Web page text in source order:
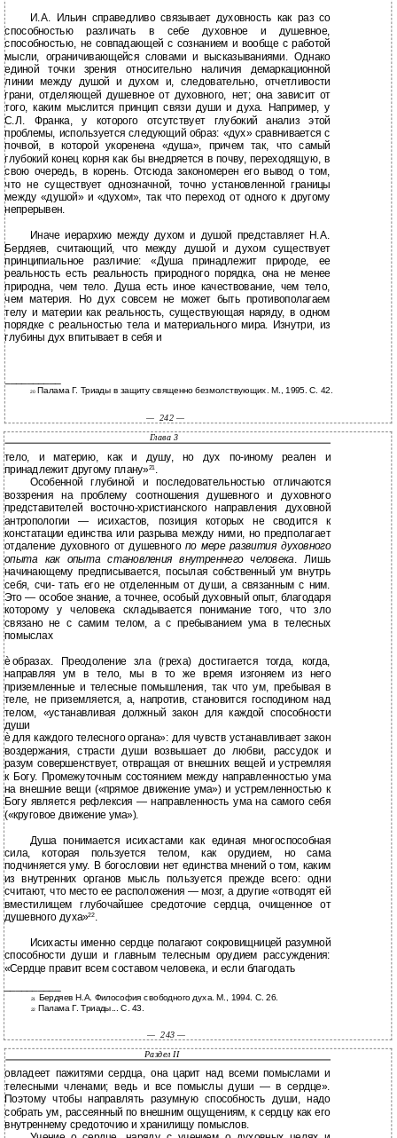
И.А. Ильин справедливо связывает духовность как раз со
способностью различать в себе духовное и душевное,
способностью, не совпадающей с сознанием и вообще с работой
мысли, ограничивающейся словами и высказываниями. Однако
единой точки зрения относительно наличия демаркационной
линии между душой и духом и, следовательно, отчетливости
грани, отделяющей душевное от духовного, нет; она зависит от
того, каким мыслится принцип связи души и духа. Например, у
С.Л. Франка, у которого отсутствует глубокий анализ этой
проблемы, используется следующий образ: «дух» сравнивается с
почвой, в которой укоренена «душа», причем так, что самый
глубокий конец корня как бы внедряется в почву, переходящую, в
свою очередь, в корень. Отсюда закономерен его вывод о том,
что не существует однозначной, точно установленной границы
между «душой» и «духом», так что переход от одного к другому
непрерывен.
Иначе иерархию между духом и душой представляет Н.А.
Бердяев, считающий, что между душой и духом существует
принципиальное различие: «Душа принадлежит природе, ее
реальность есть реальность природного порядка, она не менее
природна, чем тело. Душа есть иное качествование, чем тело,
чем материя. Но дух совсем не может быть противополагаем
телу и материи как реальность, существующая наряду, в одном
порядке с реальностью тела и материального мира. Изнутри, из
глубины дух впитывает в себя и
__________
20 Палама Г. Триады в защиту священно безмолствующих. М., 1995. С. 42.
— 242 —
Глава 3
тело, и материю, как и душу, но дух по-иному реален и
принадлежит другому плану»21.
Особенной глубиной и последовательностью отличаются
воззрения на проблему соотношения душевного и духовного
представителей восточно-христианского направления духовной
антропологии — исихастов, позиция которых не сводится к
констатации единства или разрыва между ними, но предполагает
отдаление духовного от душевногопо мере развития духовного
опыта как опыта становления внутреннего человека. Лишь
начинающему предписывается, посылая собственный ум внутрь
себя, счи- тать его не отделенным от души, а связанным с ним.
Это — особое знание, а точнее, особый духовный опыт, благодаря
которому у человека складывается понимание того, что зло
связано не с самим телом, а с пребыванием ума в телесных
помыслах
è образах. Преодоление зла (греха) достигается тогда, когда,
направляя ум в тело, мы в то же время изгоняем из него
приземленные и телесные помышления, так что ум, пребывая в
теле, не приземляется, а, напротив, становится господином над
телом, «устанавливая должный закон для каждой способности
души
è для каждого телесного органа»: для чувств устанавливает закон
воздержания, страсти души возвышает до любви, рассудок и
разум совершенствует, отвращая от внешних вещей и устремляя
к Богу. Промежуточным состоянием между направленностью ума
на внешние вещи («прямое движение ума») и устремленностью к
Богу является рефлексия — направленность ума на самого себя
(«круговое движение ума»).
Душа понимается исихастами как единая многоспособная
сила, которая пользуется телом, как орудием, но сама
подчиняется уму. В богословии нет единства мнений о том, каким
из внутренних органов мысль пользуется прежде всего: одни
считают, что место ее расположения — мозг, а другие «отводят ей
вместилищем глубочайшее средоточие сердца, очищенное от
душевного духа»22.
Исихасты именно сердце полагают сокровищницей разумной
способности души и главным телесным орудием рассуждения:
«Сердце правит всем составом человека, и если благодать
__________
21 Бердяев Н.А. Философия свободного духа. М., 1994. С. 26.
22 Палама Г. Триады... С. 43.
— 243 —
Раздел II
овладеет пажитями сердца, она царит над всеми помыслами и
телесными членами; ведь и все помыслы души — в сердце».
Поэтому чтобы направлять разумную способность души, надо
собрать ум, рассеянный по внешним ощущениям, к сердцу как его
внутреннему средоточию и хранилищу помыслов.